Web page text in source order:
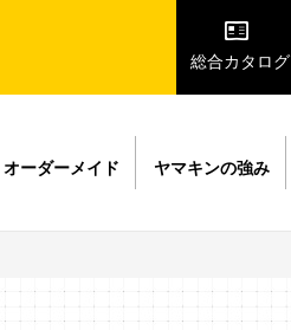
総合カタログ
オーダーメイド ヤマキンの強み